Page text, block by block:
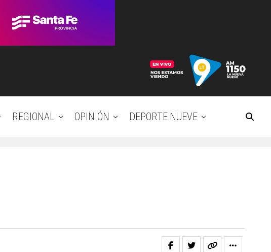
REGIONAL OPINIÓN DEPORTE NUEVE